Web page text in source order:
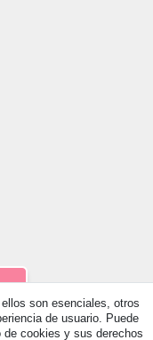
son esenciales, otros
de usuario. Puede
cookies y sus derechos